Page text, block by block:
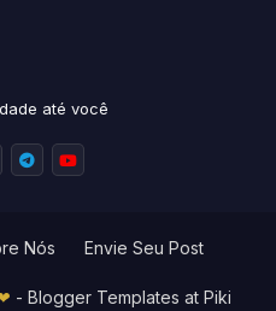
até você
- Blogger Templates at Piki
Nós Envie Seu Post